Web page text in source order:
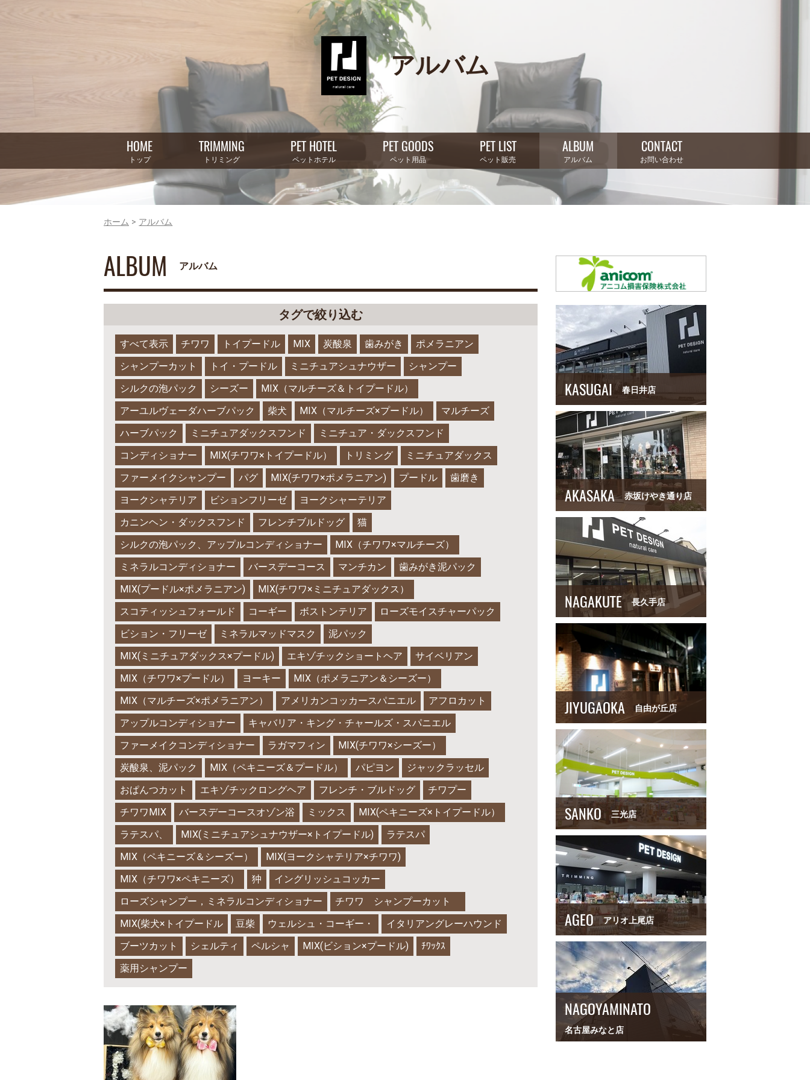
アルバム
HOME
トップ
TRIMMING
トリミング
PET HOTEL
ペットホテル
PET GOODS
ペット用品
PET LIST
ペット販売
ALBUM
アルバム
CONTACT
お問い合わせ
ホーム アルバム
ALBUM アルバム
タグで絞り込む
すべて表示 チワワ トイプードル MIX 炭酸泉 歯みがき
ポメラニアン
シャンプーカット
トイ・プードル ミニチュアシュナウザー
シャンプー
シルクの泡パック
シーズー
MIX（マルチーズ＆トイプードル）
アーユルヴェーダハーブパック
柴犬 MIX（マルチーズ×プードル）
マルチーズ
ハーブパック
ミニチュアダックスフンド
ミニチュア・ダックスフンド
コンディショナー
MIX(チワワ×トイプードル） トリミング
ミニチュアダックス
ファーメイクシャンプー
パグ MIX(チワワ×ポメラニアン) プードル
歯磨き
ヨークシャテリア
ビションフリーゼ
ヨークシャーテリア
カニンヘン・ダックスフンド
フレンチブルドッグ
猫
シルクの泡パック、アップルコンディショナー
MIX（チワワ×マルチーズ）
ミネラルコンディショナー
バースデーコース マンチカン
歯みがき泥パック
MIX(プードル×ポメラニアン)
MIX(チワワ×ミニチュアダックス）
スコティッシュフォールド
コーギー ボストンテリア
ローズモイスチャーパック
ビション・フリーゼ
ミネラルマッドマスク
泥パック
MIX(ミニチュアダックス×プードル)
エキゾチックショートヘア
サイベリアン
MIX（チワワ×プードル）
ヨーキー
MIX（ポメラニアン＆シーズー）
MIX（マルチーズ×ポメラニアン）
アメリカンコッカースパニエル
アフロカット
アップルコンディショナー
キャバリア・キング・チャールズ・スパニエル
ファーメイクコンディショナー
ラガマフィン
MIX(チワワ×シーズー）
炭酸泉、泥パック
MIX（ペキニーズ＆プードル） パピヨン
ジャックラッセル
おぱんつカット
エキゾチックロングヘア フレンチ・ブルドッグ
チワプー
チワワMIX
バースデーコースオゾン浴 ミックス
MIX(ペキニーズ×トイプードル）
ラテスパ、
MIX(ミニチュアシュナウザー×トイプードル)
ラテスパ
MIX（ペキニーズ＆シーズー）
MIX(ヨークシャテリア×チワワ)
MIX（チワワ×ペキニーズ）
狆
イングリッシュコッカー
ローズシャンプー，ミネラルコンディショナー
チワワ シャンプーカット
MIX(柴犬×トイプードル
豆柴 ウェルシュ・コーギー・
イタリアングレーハウンド
ブーツカット
シェルティ ペルシャ MIX(ビション×プードル)
ﾁﾜｯｸｽ
薬用シャンプー
KASUGAI 春日井店
AKASAKA 赤坂けやき通り店
NAGAKUTE 長久手店
JIYUGAOKA 自由が丘店
SANKO 三光店
AGEO アリオ上尾店
NAGOYAMINATO
名古屋みなと店